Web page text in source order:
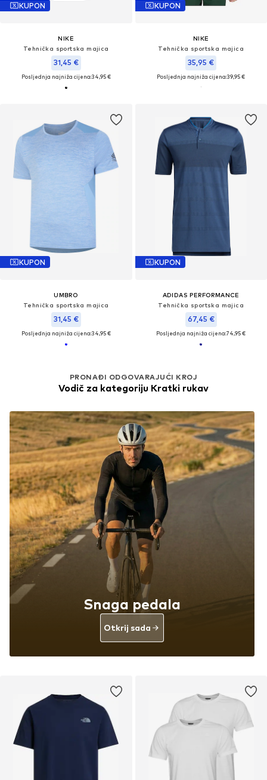
KUPON
NIKE
Tehnička sportska majica
31,45 €
Posljednja najniža cijena:34,95 €
KUPON
NIKE
Tehnička sportska majica
35,95 €
Posljednja najniža cijena:39,95 €
KUPON
UMBRO
Tehnička sportska majica
31,45 €
Posljednja najniža cijena:34,95 €
KUPON
ADIDAS PERFORMANCE
Tehnička sportska majica
67,45 €
Posljednja najniža cijena:74,95 €
PRONAĐI ODGOVARAJUĆI KROJ
Vodič za kategoriju Kratki rukav
Snaga pedala
Otkrij sada